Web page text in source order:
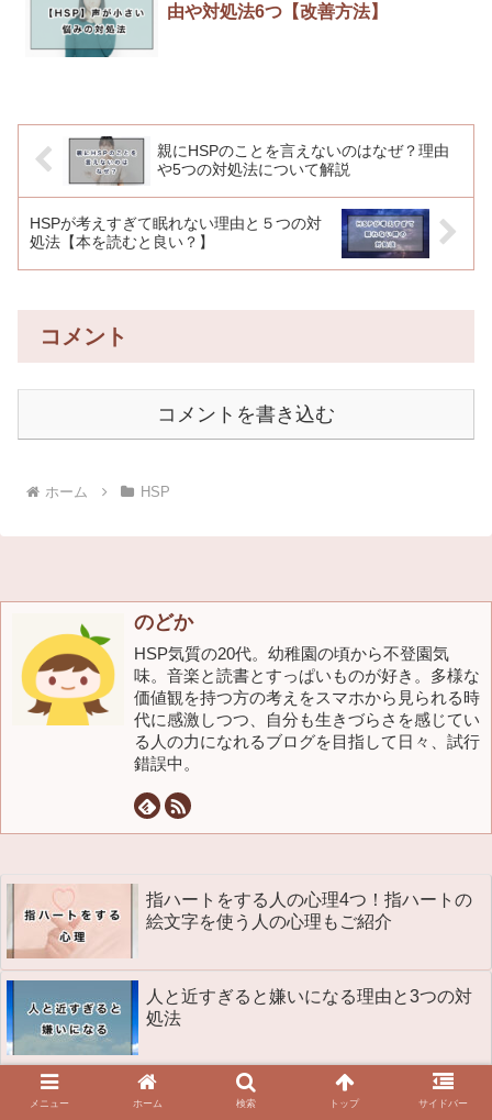
由や対処法6つ【改善方法】
親にHSPのことを言えないのはなぜ？理由
や5つの対処法について解説
HSPが考えすぎて眠れない理由と５つの対
処法【本を読むと良い？】
コメント
コメントを書き込む
ホーム HSP
のどか
HSP気質の20代。幼稚園の頃から不登園気
味。音楽と読書とすっぱいものが好き。多様な
価値観を持つ方の考えをスマホから見られる時
代に感激しつつ、自分も生きづらさを感じてい
る人の力になれるブログを目指して日々、試行
錯誤中。
指ハートをする人の心理4つ！指ハートの
絵文字を使う人の心理もご紹介
人と近すぎると嫌いになる理由と3つの対
処法
【HSP】声が小さいと言われた！理由や対
メニュー ホーム 検索 トップ サイドバー